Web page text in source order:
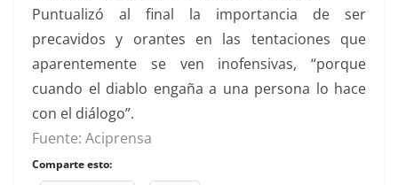
Puntualizó al final la importancia de ser
precavidos y orantes en las tentaciones que
aparentemente se ven inofensivas, “porque
cuando el diablo engaña a una persona lo hace
con el diálogo”.
Fuente: Aciprensa
Comparte esto: